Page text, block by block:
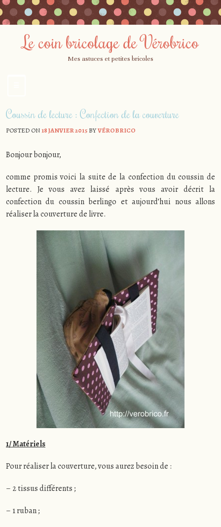
Le coin bricolage de Vérobrico
Mes astuces et petites bricoles
to
content
Coussin de lecture : Confection de la couverture
POSTED ON18 JANVIER 2015 BYVÉROBRICO
Bonjour bonjour,
comme promis voici la suite de la confection du coussin de
lecture. Je vous avez laissé après vous avoir décrit la
confection du coussin berlingo et aujourd’hui nous allons
réaliser la couverture de livre.
1/ Matériels
Pour réaliser la couverture, vous aurez besoin de :
– 2 tissus différents ;
– 1 ruban ;